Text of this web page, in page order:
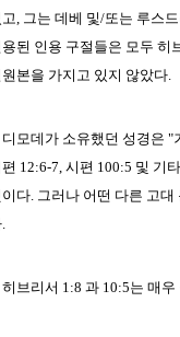
고, 그는 데베 및/또는 루스
용된 인용 구절들은 모두 히
원본을 가지고 있지 않았다.
디모데가 소유했던 성경은 "
12:6-7, 시편 100:5 및 기
이다. 그러나 어떤 다른 고
히브리서 1:8 과 10:5는 매